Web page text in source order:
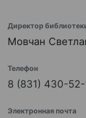
Директор
Мовчан
Телефон
8 (831) 430-52-
Электронная почта